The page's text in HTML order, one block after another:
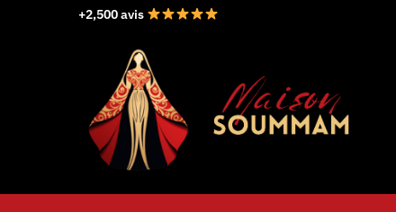
+2,500 avis